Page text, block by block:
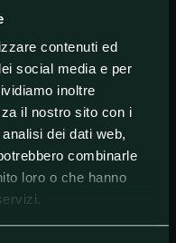
contenuti ed
social media e per
inoltre
il nostro sito con i
dei dati web,
combinarle
loro o che hanno
di mira Ohtani e
stata inviata
un avvocato
autorità sudcoreane
determinare se
dal Giappone.